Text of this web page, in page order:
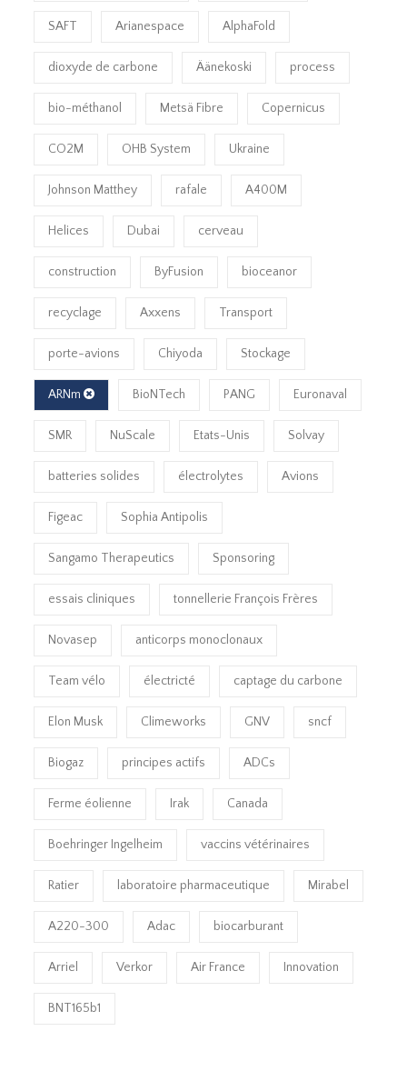
SAFT Arianespace AlphaFold
dioxyde de carbone Äänekoski process
bio-méthanol Metsä Fibre Copernicus
CO2M OHB System Ukraine
Johnson Matthey rafale A400M
Helices Dubai cerveau
construction ByFusion bioceanor
recyclage Axxens Transport
porte-avions Chiyoda Stockage
ARNm BioNTech PANG Euronaval
SMR NuScale Etats-Unis Solvay
batteries solides électrolytes Avions
Figeac Sophia Antipolis
Sangamo Therapeutics Sponsoring
essais cliniques tonnellerie François Frères
Novasep anticorps monoclonaux
Team vélo électricté captage du carbone
Elon Musk Climeworks GNV sncf
Biogaz principes actifs ADCs
Ferme éolienne Irak Canada
Boehringer Ingelheim vaccins vétérinaires
Ratier laboratoire pharmaceutique Mirabel
A220-300 Adac biocarburant
Arriel Verkor Air France Innovation
BNT165b1